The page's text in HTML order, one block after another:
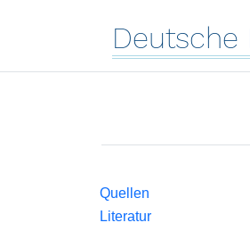
Deutsche
Quellen
Literatur